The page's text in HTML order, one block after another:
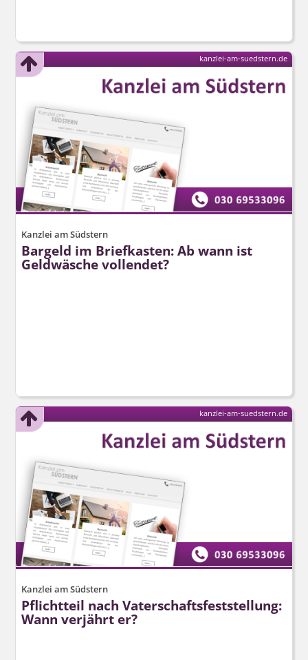
Kanzlei am Südstern
Bargeld im Briefkasten: Ab wann ist
Geldwäsche vollendet?
kanzlei-am-suedstern.de
Kanzlei am Südstern
Pflichtteil nach Vaterschafts­feststellung:
Wann verjährt er?
kanzlei-am-suedstern.de